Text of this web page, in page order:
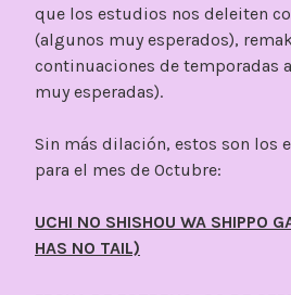
que los estudios nos deleiten
(algunos muy esperados),
continuaciones de temporadas
muy esperadas).
Sin más dilación, estos son los
para el mes de Octubre:
UCHI NO SHISHOU WA SHIPPO
HAS NO TAIL)